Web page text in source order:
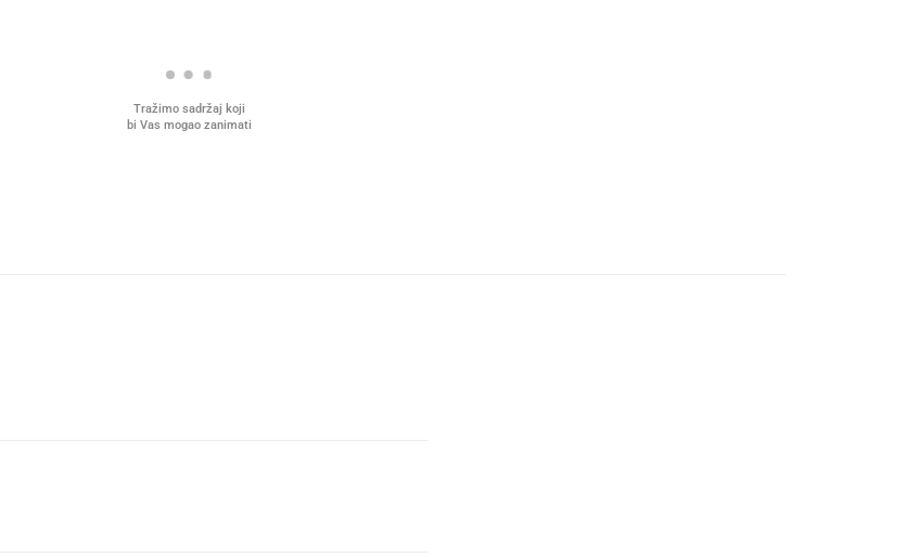
Tražimo sadržaj koji
bi Vas mogao zanimati